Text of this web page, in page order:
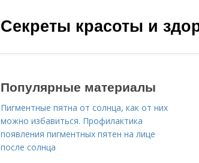
Секреты красоты и
Популярные материалы
Пигментные пятна от солнца, как от них
можно избавиться. Профилактика
появления пигментных пятен на лице
после солнца